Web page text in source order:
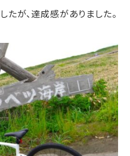
が、達成感がありました。